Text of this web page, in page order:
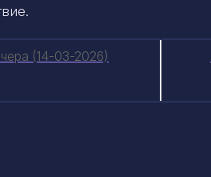
(14-03-2026)